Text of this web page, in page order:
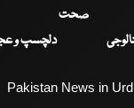
صحت
دلچسپ و
Pakistan News in